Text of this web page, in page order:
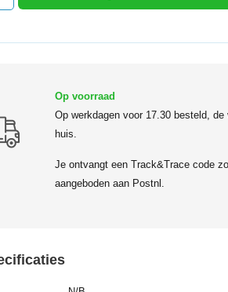
Op voorraad
Op werkdagen voor 17.30 besteld, de
huis.
Je ontvangt een Track&Trace code
aangeboden aan Postnl.